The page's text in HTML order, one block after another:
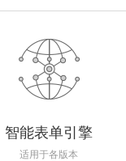
智能表单引擎
适用于各版本